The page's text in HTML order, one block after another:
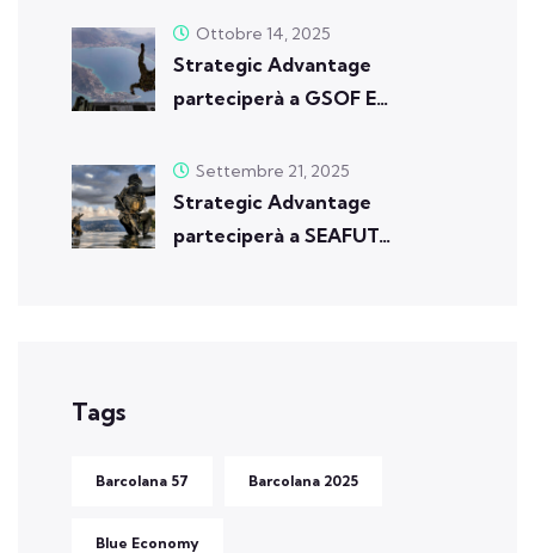
Strategic Advantage
parteciperà a GSOF E…
Ottobre 14, 2025
Strategic Advantage
parteciperà a SEAFUT…
Settembre 21, 2025
Tags
Barcolana 57 Barcolana 2025
Blue Economy